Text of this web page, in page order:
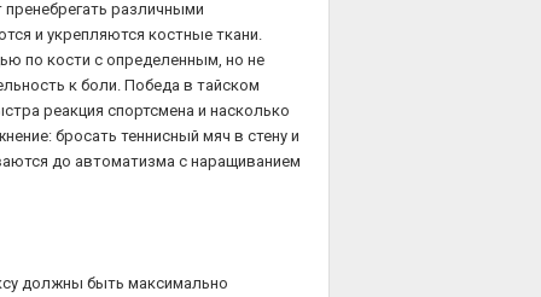
пренебрегать различными
и укрепляются костные ткани.
по кости с определенным, но не
к боли. Победа в тайском
реакция спортсмена и насколько
бросать теннисный мяч в стену и
до автоматизма с наращиванием
должны быть максимально